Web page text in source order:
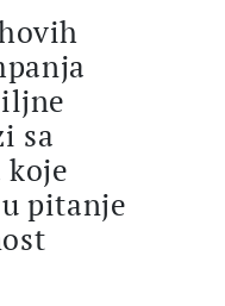
sa
pitanje